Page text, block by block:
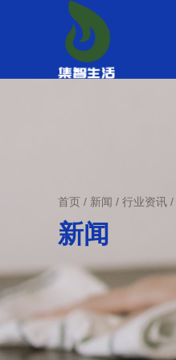
首页 / 新闻 / 行业资讯 /
新闻